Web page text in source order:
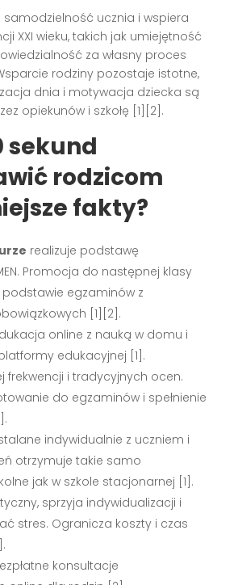
ucznia i wspiera
XXI wieku, takich jak umiejętność
za własny proces
rodziny pozostaje istotne,
dnia i motywacja dziecka są
opiekunów i szkołę [1][2].
sekund
rodzicom
fakty?
realizuje podstawę
Promocja do następnej klasy
egzaminów z
[1][2].
online z nauką w domu i
edukacyjnej [1].
frekwencji i tradycyjnych ocen.
do egzaminów i spełnienie
indywidualnie z uczniem i
otrzymuje takie samo
jak w szkole stacjonarnej [1].
sprzyja indywidualizacji i
stres. Ogranicza koszty i czas
konsultacje